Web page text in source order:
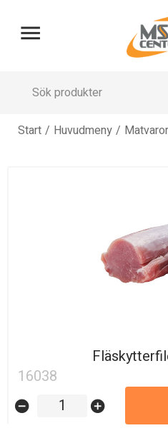
menu
Start / Huvudmeny / Matvaror
16038
remove_circle add_circle